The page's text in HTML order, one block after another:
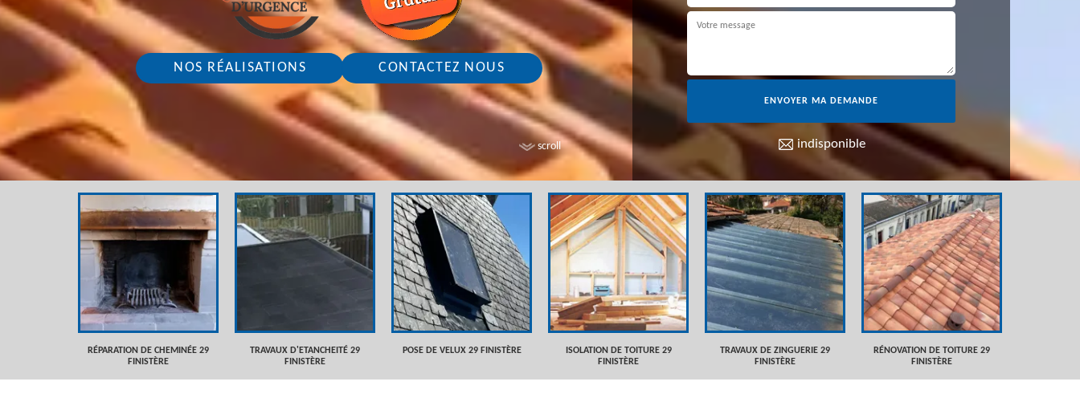
scroll
NOS RÉALISATIONS CONTACTEZ NOUS
indisponible
RÉPARATION DE CHEMINÉE 29
FINISTÈRE
TRAVAUX D'ETANCHEITÉ 29
FINISTÈRE
POSE DE VELUX 29 FINISTÈRE
ISOLATION DE TOITURE 29
FINISTÈRE
TRAVAUX DE ZINGUERIE 29
FINISTÈRE
RÉNOVATION DE TOITURE 29
FINISTÈRE